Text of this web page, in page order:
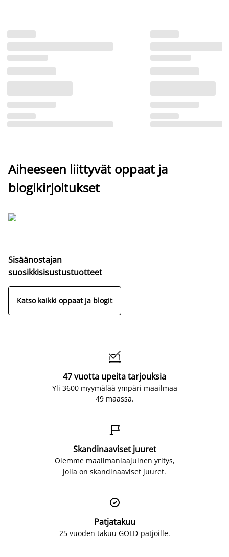
Aiheeseen liittyvät oppaat ja
blogikirjoitukset
Sisäänostajan
suosikkisisustustuotteet
Katso kaikki oppaat ja blogit

47 vuotta upeita tarjouksia
Yli 3600 myymälää ympäri maailmaa
49 maassa.

Skandinaaviset juuret
Olemme maailmanlaajuinen yritys,
jolla on skandinaaviset juuret.

Patjatakuu
25 vuoden takuu GOLD-patjoille.